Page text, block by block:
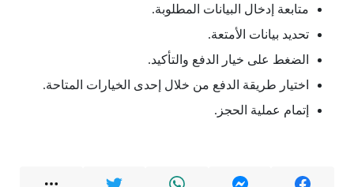
متابعة إدخال البيانات المطلوبة.
تحديد بيانات الأمتعة.
الضغط على خيار الدفع والتأكيد.
اختيار طريقة الدفع من خلال إحدى الخيارات المتاحة.
إتمام عملية الحجز.